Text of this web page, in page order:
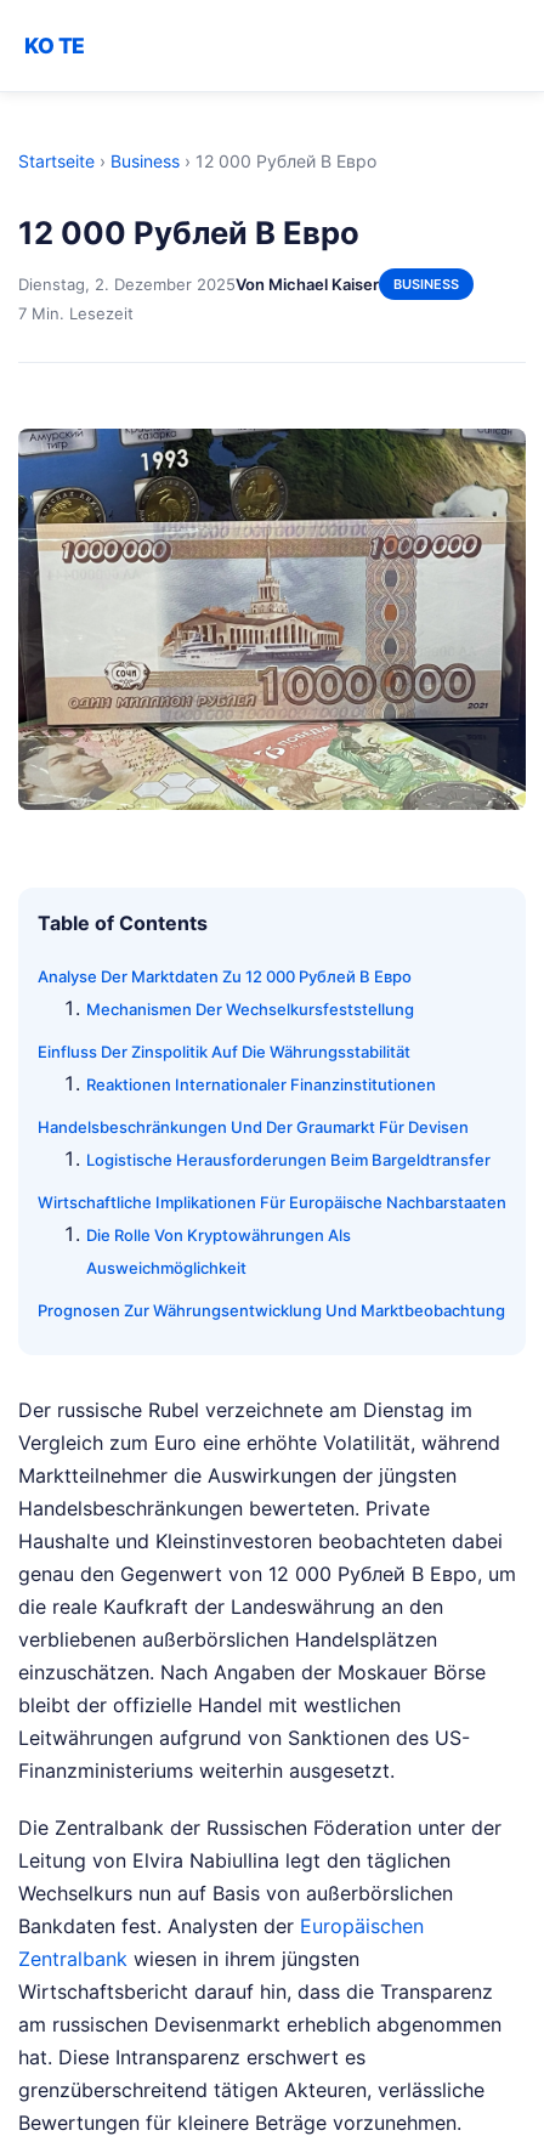
KO TE
Startseite › Business › 12 000 Рублей В Евро
12 000 Рублей В Евро
Dienstag, 2. Dezember 2025Von Michael Kaiser BUSINESS
7 Min. Lesezeit
Table of Contents
Analyse Der Marktdaten Zu 12 000 Рублей В Евро
Mechanismen Der Wechselkursfeststellung
Einfluss Der Zinspolitik Auf Die Währungsstabilität
Reaktionen Internationaler Finanzinstitutionen
Handelsbeschränkungen Und Der Graumarkt Für Devisen
Logistische Herausforderungen Beim Bargeldtransfer
Wirtschaftliche Implikationen Für Europäische Nachbarstaaten
Die Rolle Von Kryptowährungen Als
Ausweichmöglichkeit
Prognosen Zur Währungsentwicklung Und Marktbeobachtung
Der russische Rubel verzeichnete am Dienstag im
Vergleich zum Euro eine erhöhte Volatilität, während
Marktteilnehmer die Auswirkungen der jüngsten
Handelsbeschränkungen bewerteten. Private
Haushalte und Kleinstinvestoren beobachteten dabei
genau den Gegenwert von 12 000 Рублей В Евро, um
die reale Kaufkraft der Landeswährung an den
verbliebenen außerbörslichen Handelsplätzen
einzuschätzen. Nach Angaben der Moskauer Börse
bleibt der offizielle Handel mit westlichen
Leitwährungen aufgrund von Sanktionen des US-
Finanzministeriums weiterhin ausgesetzt.
Die Zentralbank der Russischen Föderation unter der
Leitung von Elvira Nabiullina legt den täglichen
Wechselkurs nun auf Basis von außerbörslichen
Bankdaten fest. Analysten der Europäischen
Zentralbank wiesen in ihrem jüngsten
Wirtschaftsbericht darauf hin, dass die Transparenz
am russischen Devisenmarkt erheblich abgenommen
hat. Diese Intransparenz erschwert es
grenzüberschreitend tätigen Akteuren, verlässliche
Bewertungen für kleinere Beträge vorzunehmen.